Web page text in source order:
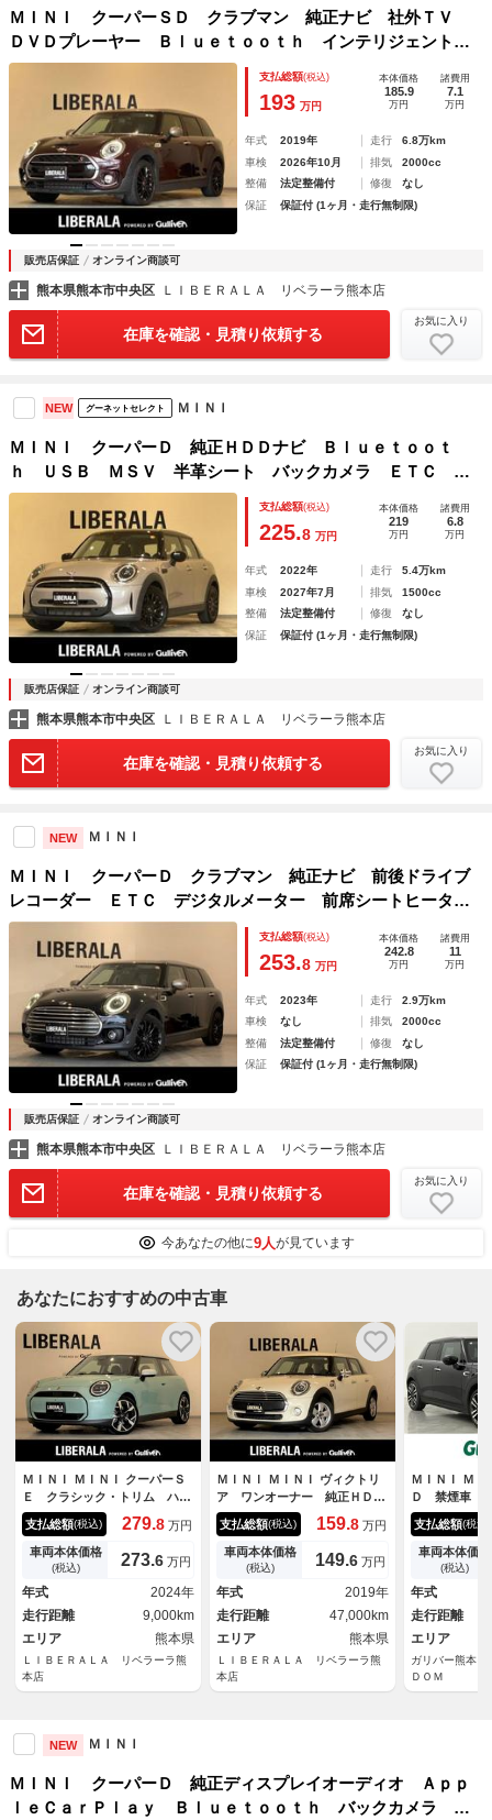
ＭＩＮＩ クーパーＳＤ クラブマン 純正ナビ 社外ＴＶ
ＤＶＤプレーヤー Ｂｌｕｅｔｏｏｔｈ インテリジェントセ
ーフティ バックカメラ ＥＴＣ ドラレコ 純正１７インチ
ＡＷ クルーズコントロール ＬＥＤヘッドランプ ＬＥＤフ
ォグランプ
支払総額(税込)
193 万円
本体価格
185.9
万円
諸費用
7.1
万円
年式 2019年 走行
6.8万km
車検
2026年10月 排気
2000cc
整備
法定整備付 修復
なし
保証
保証付 (1ヶ月・走行無制限)
販売店保証 オンライン商談可
熊本県熊本市中央区 ＬＩＢＥＲＡＬＡ リベラーラ熊本店
在庫を確認・見積り依頼する
お気に入り
NEW グーネットセレクト ＭＩＮＩ
ＭＩＮＩ クーパーＤ 純正ＨＤＤナビ Ｂｌｕｅｔｏｏｔ
ｈ ＵＳＢ ＭＳＶ 半革シート バックカメラ ＥＴＣ Ｕ
Ｋテールランプ インテリジェントセーフティ ツートンカラ
ー ＰＤＣ自動起動 パーキングアシスト ＬＥＤライト
支払総額(税込)
225.8 万円
本体価格
219
万円
諸費用
6.8
万円
年式 2022年 走行
5.4万km
車検
2027年7月 排気
1500cc
整備
法定整備付 修復
なし
保証
保証付 (1ヶ月・走行無制限)
販売店保証 オンライン商談可
熊本県熊本市中央区 ＬＩＢＥＲＡＬＡ リベラーラ熊本店
在庫を確認・見積り依頼する
お気に入り
NEW ＭＩＮＩ
ＭＩＮＩ クーパーＤ クラブマン 純正ナビ 前後ドライブ
レコーダー ＥＴＣ デジタルメーター 前席シートヒータ
ー ＡｐｐｌｅＣａｒＰｌａｙ アンビエントライト レザー
シートカバー クルーズコントロール インテリジェントセー
支払総額(税込)
253.8 万円
本体価格
242.8
万円
諸費用
11
万円
年式 2023年 走行
2.9万km
車検
なし 排気
2000cc
整備
法定整備付 修復
なし
保証
保証付 (1ヶ月・走行無制限)
販売店保証 オンライン商談可
熊本県熊本市中央区 ＬＩＢＥＲＡＬＡ リベラーラ熊本店
在庫を確認・見積り依頼する
お気に入り
今あなたの他に9人が見ています
あなたにおすすめの中古車
ＭＩＮＩ ＭＩＮＩ クーパーＳ
Ｅ クラシック・トリム ハー
フレザーシート ワンオーナ
ー シートヒーター ハンドル
ヒーター 純正ナビ 全方位カ
メラ ＥＴＣ ヘッドアップデ
ィスプレイ ワイヤレスチャー
ジング ＬＥＤヘッドランプ
純正オプション１８インチＡＷ
支払総額(税込) 279.8 万円
車両本体価格
(税込) 273.6 万円
年式
2024年
走行距離
9,000km
エリア
熊本県
ＬＩＢＥＲＡＬＡ リベラーラ熊
本店
ＭＩＮＩ ＭＩＮＩ ヴィクトリ
ア ワンオーナー 純正ＨＤＤ
ナビ バックカメラ Ｂｌｕｅ
ｔｏｏｔｈ クルーズコントロ
ール アイドリングストップ
ＬＥＤヘッドライト ユニオン
ジャックテールライト ウェル
カムライト 純正１５インチア
ルミ
支払総額(税込) 159.8 万円
車両本体価格
(税込) 149.6 万円
年式
2019年
走行距離
47,000km
エリア
熊本県
ＬＩＢＥＲＡＬＡ リベラーラ熊
本店
ＭＩＮＩ ＭＩ
Ｄ 禁煙車
正ナビ（Ｂ
Ａｐｐｌｅｃ
Ｍ ＦＭ）
ー バック
ＥＤヘッドラ
グストップ
支払総額(税込)
車両本体価格
(税込)
年式
走行距離
エリア
ガリバー熊本イ
ＤＯＭ
NEW ＭＩＮＩ
ＭＩＮＩ クーパーＤ 純正ディスプレイオーディオ Ａｐｐ
ｌｅＣａｒＰｌａｙ Ｂｌｕｅｔｏｏｔｈ バックカメラ Ｅ